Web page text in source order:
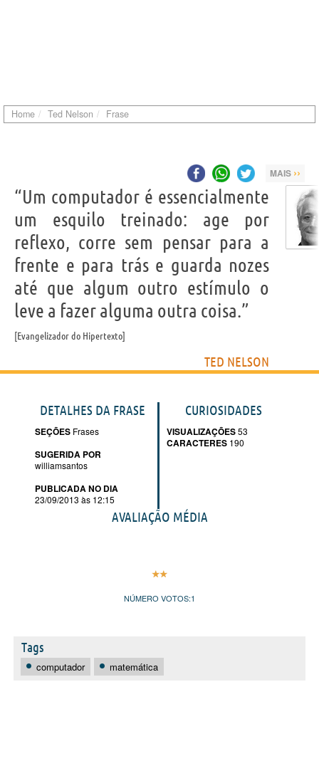
Home Ted Nelson Frase
MAIS ››
“Um computador é essencialmente
um esquilo treinado: age por
reflexo, corre sem pensar para a
frente e para trás e guarda nozes
até que algum outro estímulo o
leve a fazer alguma outra coisa.”
Evangelizador do Hipertexto
TED NELSON
DETALHES DA FRASE
SEÇÕES Frases
SUGERIDA POR
williamsantos
PUBLICADA NO DIA
23/09/2013 às 12:15
CURIOSIDADES
VISUALIZAÇÕES53
CARACTERES 190
AVALIAÇÃO MÉDIA
NÚMERO VOTOS:1
Tags
computador matemática